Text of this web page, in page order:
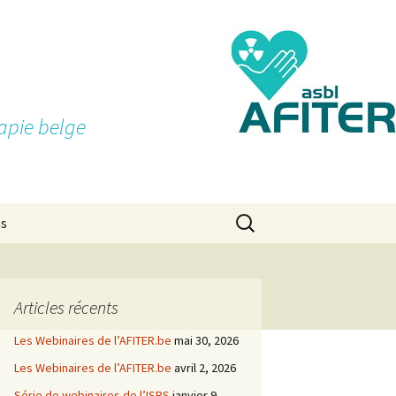
belge
Rechercher :
Articles récents
Les Webinaires de l’AFITER.be mai 30, 2026
Les Webinaires de l’AFITER.be avril 2, 2026